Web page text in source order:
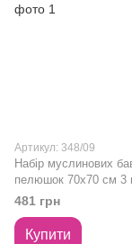
Артикул: 348/09
Набір муслинових
пелюшок 70х70 см 3
Babyono цегляний
481 грн
Купити